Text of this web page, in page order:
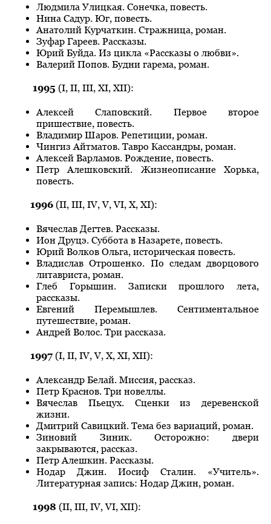
Людмила Улицкая. Сонечка, повесть.
Нина Садур. Юг, повесть.
Анатолий Курчаткин. Стражница, роман.
Зуфар Гареев. Рассказы.
Юрий Буйда. Из цикла «Рассказы о любви».
Валерий Попов. Будни гарема, роман.
1995 (I, II, III, XI, XII):
Алексей Слаповский. Первое второе
пришествие, повесть.
Владимир Шаров. Репетиции, роман.
Чингиз Айтматов. Тавро Кассандры, роман.
Алексей Варламов. Рождение, повесть.
Петр Алешковский. Жизнеописание Хорька,
повесть.
1996 (II, III, IV, V, VI, X, XI):
Вячеслав Дегтев. Рассказы.
Ион Друцэ. Суббота в Назарете, повесть.
Юрий Волков Ольга, историческая повесть.
Владислав Отрошенко. По следам дворцового
литавриста, роман.
Глеб Горышин. Записки прошлого лета,
рассказы.
Евгений Перемышлев. Сентиментальное
путешествие, роман.
Андрей Волос. Три рассказа.
1997 (I, II, IV, V, X, XI, XII):
Александр Белай. Миссия, рассказ.
Петр Краснов. Три новеллы.
Вячеслав Пьецух. Сценки из деревенской
жизни.
Дмитрий Савицкий. Тема без вариаций, роман.
Зиновий Зиник. Осторожно: двери
закрываются, рассказ.
Петр Алешкин. Рассказы.
Нодар Джин. Иосиф Сталин. «Учитель».
Литературная запись: Нодар Джин, роман.
1998 (II, III, IV, VI, XII):